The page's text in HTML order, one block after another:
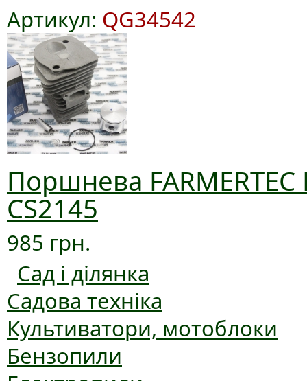
Артикул: QG34542
Поршнева
CS2145
985 грн.
Сад і ділянка
Садова техніка
Культиватори, мотоблоки
Бензопили